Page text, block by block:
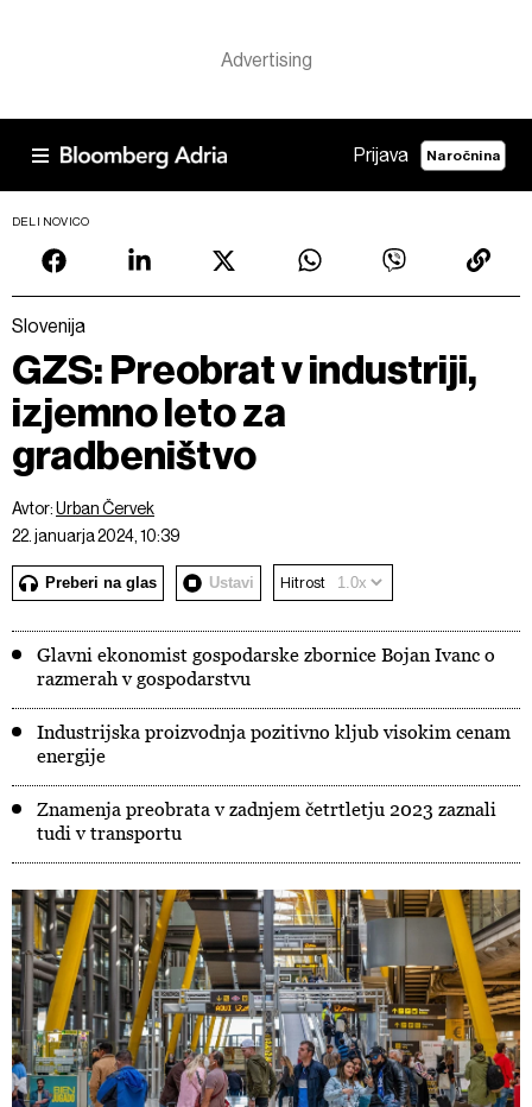
Prijava Naročnina
DELI NOVICO
Slovenija
GZS: Preobrat v industriji,
izjemno leto za
gradbeništvo
Avtor:Urban Červek
22. januarja 2024, 10:39
Preberi na glas Ustavi Hitrost
Glavni ekonomist gospodarske zbornice Bojan Ivanc o
razmerah v gospodarstvu
Industrijska proizvodnja pozitivno kljub visokim cenam
energije
Znamenja preobrata v zadnjem četrtletju 2023 zaznali
tudi v transportu